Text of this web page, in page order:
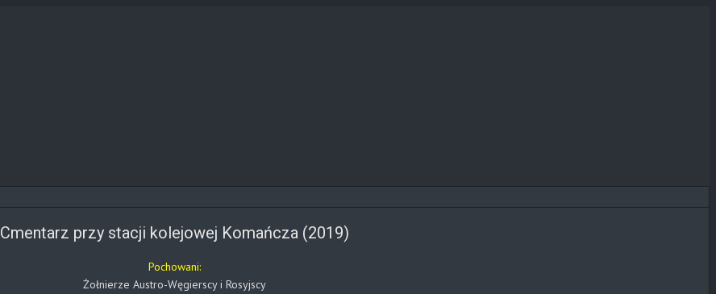
Cmentarz przy stacji kolejowej Komańcza (2019)
Pochowani:
Żołnierze Austro-Węgierscy i Rosyjscy